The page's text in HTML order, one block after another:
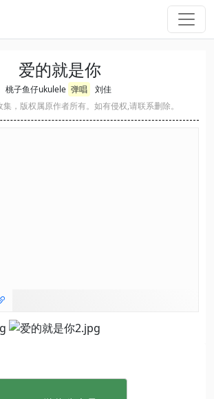
爱的就是你
桃子鱼仔ukulele 弹唱
刘佳
，版权属原作者所有。如有侵权,请联系删除。